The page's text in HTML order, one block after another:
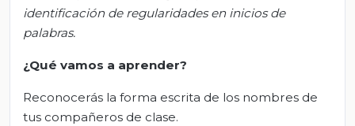
identificación de regularidades en inicios de
palabras.
¿Qué vamos a aprender?
Reconocerás la forma escrita de los nombres de
tus compañeros de clase.